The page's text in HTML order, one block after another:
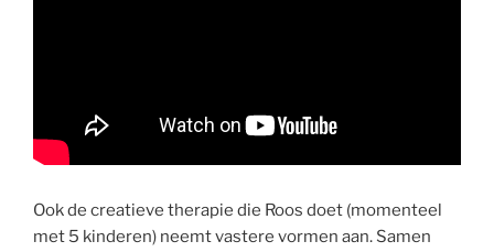
Ook de creatieve therapie die Roos doet (momenteel
met 5 kinderen) neemt vastere vormen aan. Samen